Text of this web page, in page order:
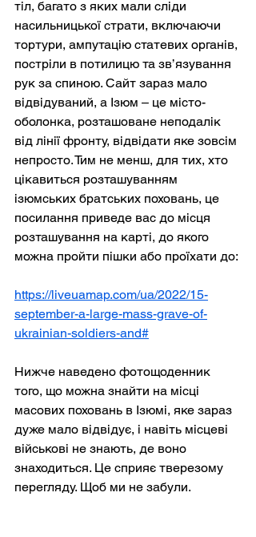
тіл, багато з яких мали сліди
насильницької страти, включаючи
тортури, ампутацію статевих органів,
постріли в потилицю та зв’язування
рук за спиною. Сайт зараз мало
відвідуваний, а Ізюм – це місто-
оболонка, розташоване неподалік
від лінії фронту, відвідати яке зовсім
непросто. Тим не менш, для тих, хто
цікавиться розташуванням
ізюмських братських поховань, це
посилання приведе вас до місця
розташування на карті, до якого
можна пройти пішки або проїхати до:
https://liveuamap.com/ua/2022/15-
september-a-large-mass-grave-of-
ukrainian-soldiers-and#
Нижче наведено фотощоденник
того, що можна знайти на місці
масових поховань в Ізюмі, яке зараз
дуже мало відвідує, і навіть місцеві
військові не знають, де воно
знаходиться. Це сприяє тверезому
перегляду. Щоб ми не забули.